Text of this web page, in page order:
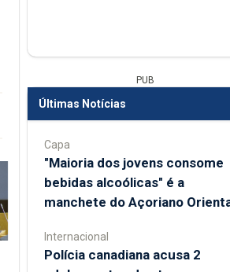
PUB
Últimas Notícias
Capa
"Maioria dos jovens consome
bebidas alcoólicas" é a
manchete do Açoriano
Internacional
Polícia canadiana acusa 2